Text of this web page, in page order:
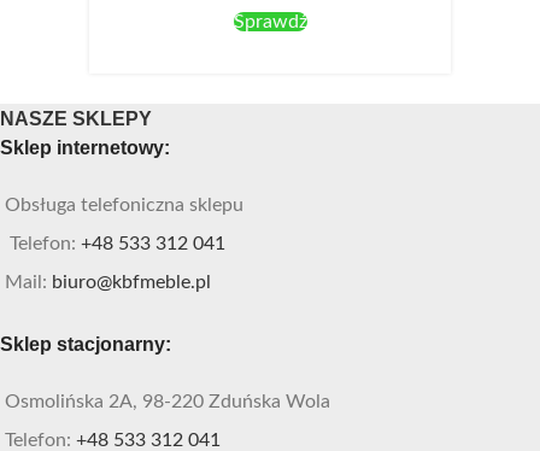
Sprawdź
NASZE SKLEPY
Sklep internetowy:
Obsługa telefoniczna sklepu
Telefon: +48 533 312 041
Mail: biuro@kbfmeble.pl
Sklep stacjonarny:
Osmolińska 2A, 98-220 Zduńska Wola
Telefon: +48 533 312 041